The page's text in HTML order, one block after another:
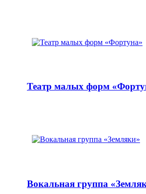
Театр малых форм
Вокальная группа